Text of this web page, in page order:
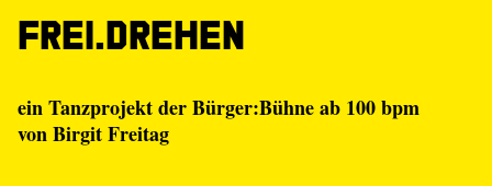
Frei.Drehen
ein Tanzprojekt derBürger:Bühneab 100 bpm
vonBirgit Freitag